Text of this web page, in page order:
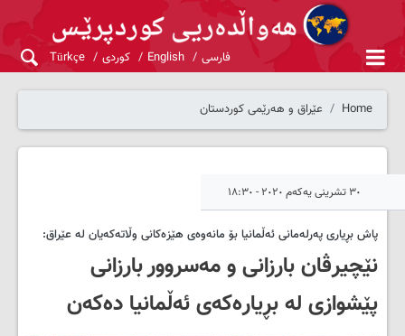
فارسی English کوردی Türkçe
Home عێراق و هەرێمی کوردستان
٣٠ تشرینی یەکەم ٢٠٢٠ - ١٨:٣٠
پاش بڕیاری پەرلەمانی ئەڵمانیا بۆ مانەوەی هێزەکانی وڵاتەکەیان لە عێراق:
نێچیرڤان بارزانی و مەسروور بارزانی
پێشوازی لە بڕیارەکەی ئەڵمانیا دەکەن